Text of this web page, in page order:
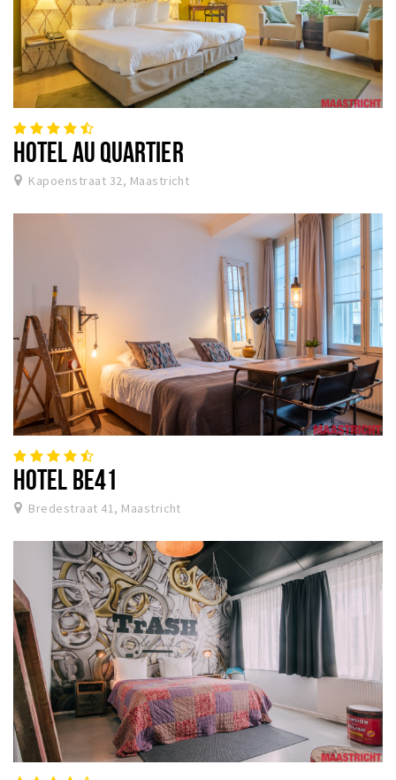
HOTEL AU QUARTIER
Kapoenstraat 32, Maastricht
HOTEL BE41
Bredestraat 41, Maastricht